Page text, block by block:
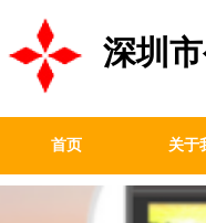
深圳
首页 关于